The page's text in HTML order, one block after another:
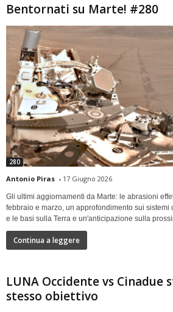
Bentornati su Marte! #280
280
Antonio Piras - 17 Giugno 2026
Gli ultimi aggiornamenti da Marte: le abrasioni
febbraio e marzo, un approfondimento sui sistemi
e le basi sulla Terra e un'anticipazione sulla
Continua a leggere
LUNA Occidente vs Cinadue
stesso obiettivo